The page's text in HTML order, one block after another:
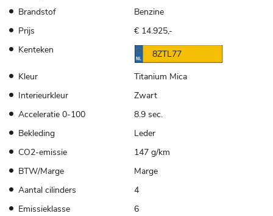
Brandstof
Benzine
Prijs
€ 14.925,-
Kenteken
8ZTL77
Kleur
Titanium Mica
Interieurkleur
Zwart
Acceleratie 0-100
8.9 sec.
Bekleding
Leder
CO2-emissie
147 g/km
BTW/Marge
Marge
Aantal cilinders
4
Emissieklasse
6